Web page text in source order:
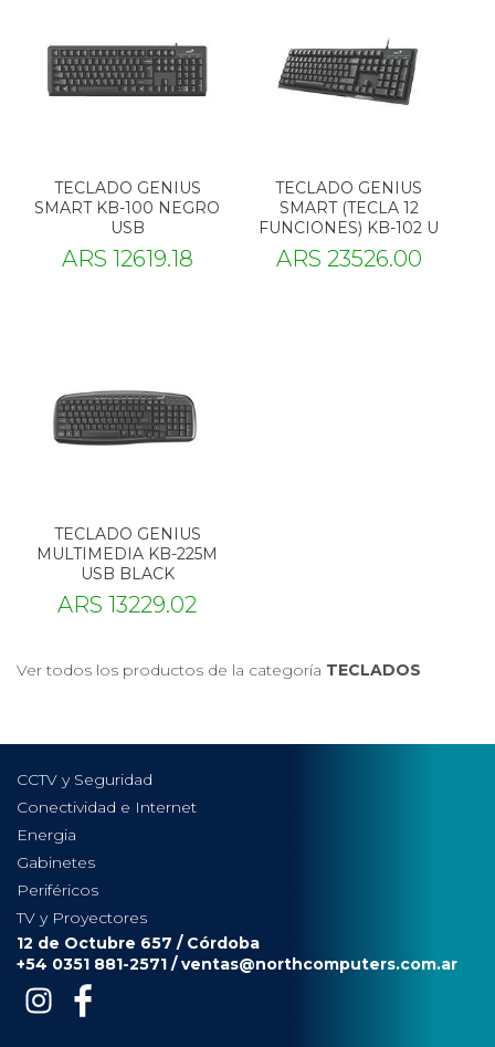
TECLADO GENIUS
SMART KB-100 NEGRO
USB
ARS 12619.18
TECLADO GENIUS
SMART (TECLA 12
FUNCIONES) KB-102 U
ARS 23526.00
TECLADO GENIUS
MULTIMEDIA KB-225M
USB BLACK
ARS 13229.02
Ver todos los productos de la categoría TECLADOS
CCTV y Seguridad
Conectividad e Internet
Energia
Gabinetes
Periféricos
TV y Proyectores
12 de Octubre 657 / Córdoba
+54 0351 881-2571 /ventas@northcomputers.com.ar